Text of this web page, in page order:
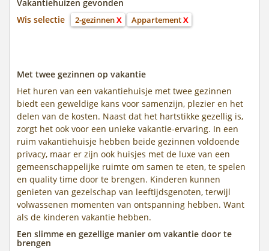
Vakantiehuizen gevonden
Wis selectie
2-gezinnenX AppartementX
Met twee gezinnen op vakantie
Het huren van een vakantiehuisje met twee gezinnen
biedt een geweldige kans voor samenzijn, plezier en het
delen van de kosten. Naast dat het hartstikke gezellig is,
zorgt het ook voor een unieke vakantie-ervaring. In een
ruim vakantiehuisje hebben beide gezinnen voldoende
privacy, maar er zijn ook huisjes met de luxe van een
gemeenschappelijke ruimte om samen te eten, te spelen
en quality time door te brengen. Kinderen kunnen
genieten van gezelschap van leeftijdsgenoten, terwijl
volwassenen momenten van ontspanning hebben. Want
als de kinderen vakantie hebben.
Een slimme en gezellige manier om vakantie door te
brengen